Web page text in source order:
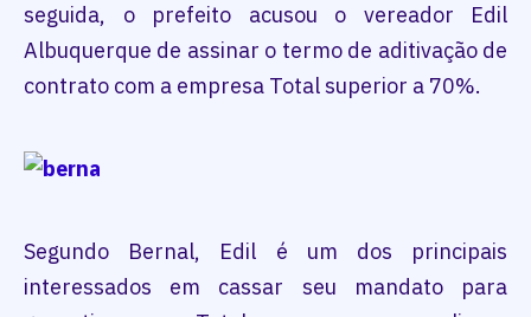
seguida, o prefeito acusou o vereador Edil
Albuquerque de assinar o termo de aditivação de
contrato com a empresa Total superior a 70%.
Segundo Bernal, Edil é um dos principais
interessados em cassar seu mandato para